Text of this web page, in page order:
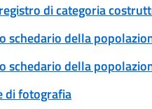
di categoria
schedario della
schedario della
di fotografia